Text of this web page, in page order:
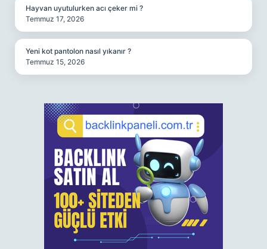
Hayvan uyutulurken acı çeker mi ?
Temmuz 17, 2026
Yeni kot pantolon nasıl yıkanır ?
Temmuz 15, 2026